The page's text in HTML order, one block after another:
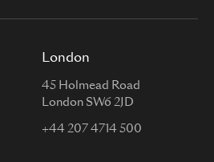
London
45 Holmead Road
London SW6 2JD
+44 207 4714 500